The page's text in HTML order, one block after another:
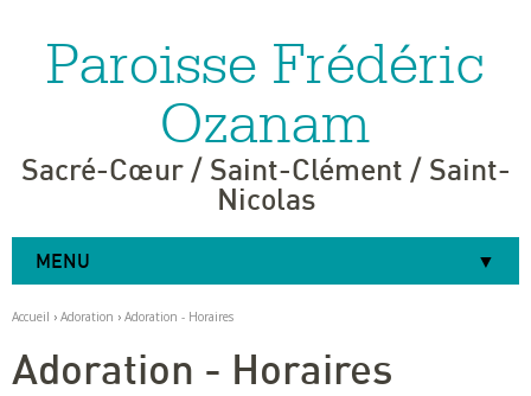
navigation
personnelsParoisse Frédéric
Ozanam
Sacré-Cœur / Saint-Clément / Saint-
Nicolas
MENU
Accueil › Adoration › Adoration - Horaires
Adoration - Horaires